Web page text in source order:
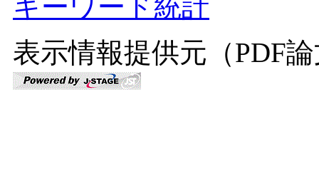
キーワード統計
表示情報提供元（PDF